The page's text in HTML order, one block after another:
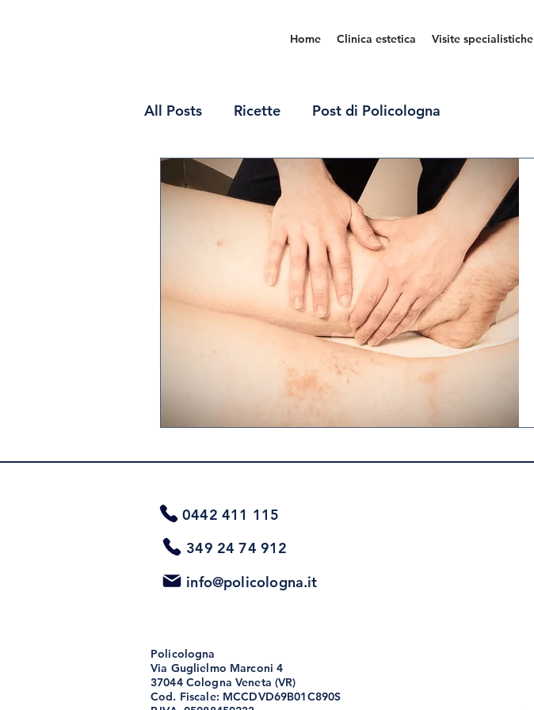
Home Clinica estetica Visite specialistiche
All Posts Ricette Post di Policologna
0442 411 115
info@policologna.it
349 24 74 912
Policologna
Via Guglielmo Marconi 4
37044 Cologna Veneta (VR)
Cod. Fiscale: MCCDVD69B01C890S